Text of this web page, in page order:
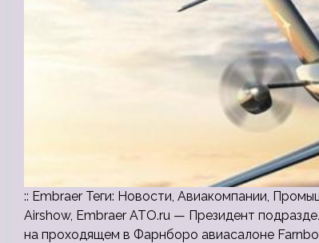
:: Embraer Теги: Новости, Авиакомпании,
Airshow, Embraer ATO.ru — Президент
на проходящем в Фарнборо авиасалоне